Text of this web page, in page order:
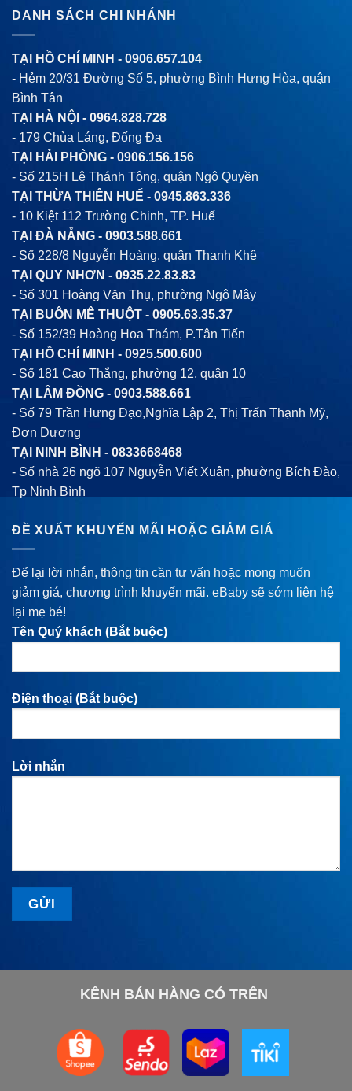
DANH SÁCH CHI NHÁNH
TẠI HỒ CHÍ MINH - 0906.657.104
- Hẻm 20/31 Đường Số 5, phường Bình Hưng Hòa, quận
Bình Tân
TẠI HÀ NỘI - 0964.828.728
- 179 Chùa Láng, Đống Đa
TẠI HẢI PHÒNG - 0906.156.156
- Số 215H Lê Thánh Tông, quận Ngô Quyền
TẠI THỪA THIÊN HUẾ - 0945.863.336
- 10 Kiệt 112 Trường Chinh, TP. Huế
TẠI ĐÀ NẴNG - 0903.588.661
- Số 228/8 Nguyễn Hoàng, quận Thanh Khê
TẠI QUY NHƠN - 0935.22.83.83
- Số 301 Hoàng Văn Thụ, phường Ngô Mây
TẠI BUÔN MÊ THUỘT - 0905.63.35.37
- Số 152/39 Hoàng Hoa Thám, P.Tân Tiến
TẠI HỒ CHÍ MINH - 0925.500.600
- Số 181 Cao Thắng, phường 12, quận 10
TẠI LÂM ĐỒNG - 0903.588.661
- Số 79 Trần Hưng Đạo,Nghĩa Lập 2, Thị Trấn Thạnh Mỹ,
Đơn Dương
TẠI NINH BÌNH - 0833668468
- Số nhà 26 ngõ 107 Nguyễn Viết Xuân, phường Bích Đào,
Tp Ninh Bình
ĐỀ XUẤT KHUYẾN MÃI HOẶC GIẢM GIÁ
Để lại lời nhắn, thông tin cần tư vấn hoặc mong muốn
giảm giá, chương trình khuyến mãi. eBaby sẽ sớm liện hệ
lại mẹ bé!
Tên Quý khách (Bắt buộc)
Điện thoại (Bắt buộc)
Lời nhắn
KÊNH BÁN HÀNG CÓ TRÊN